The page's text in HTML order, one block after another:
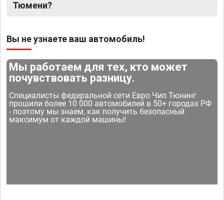
Тюмени?
Вы не узнаете ваш автомобиль!
Мы работаем для тех, кто может
почувствовать разницу.
Специалисты федеральной сети Евро Чип Тюнинг
прошили более 10 000 автомобилей в 50+ городах РФ
- поэтому мы знаем, как получить безопасный
максимум от каждой машины!